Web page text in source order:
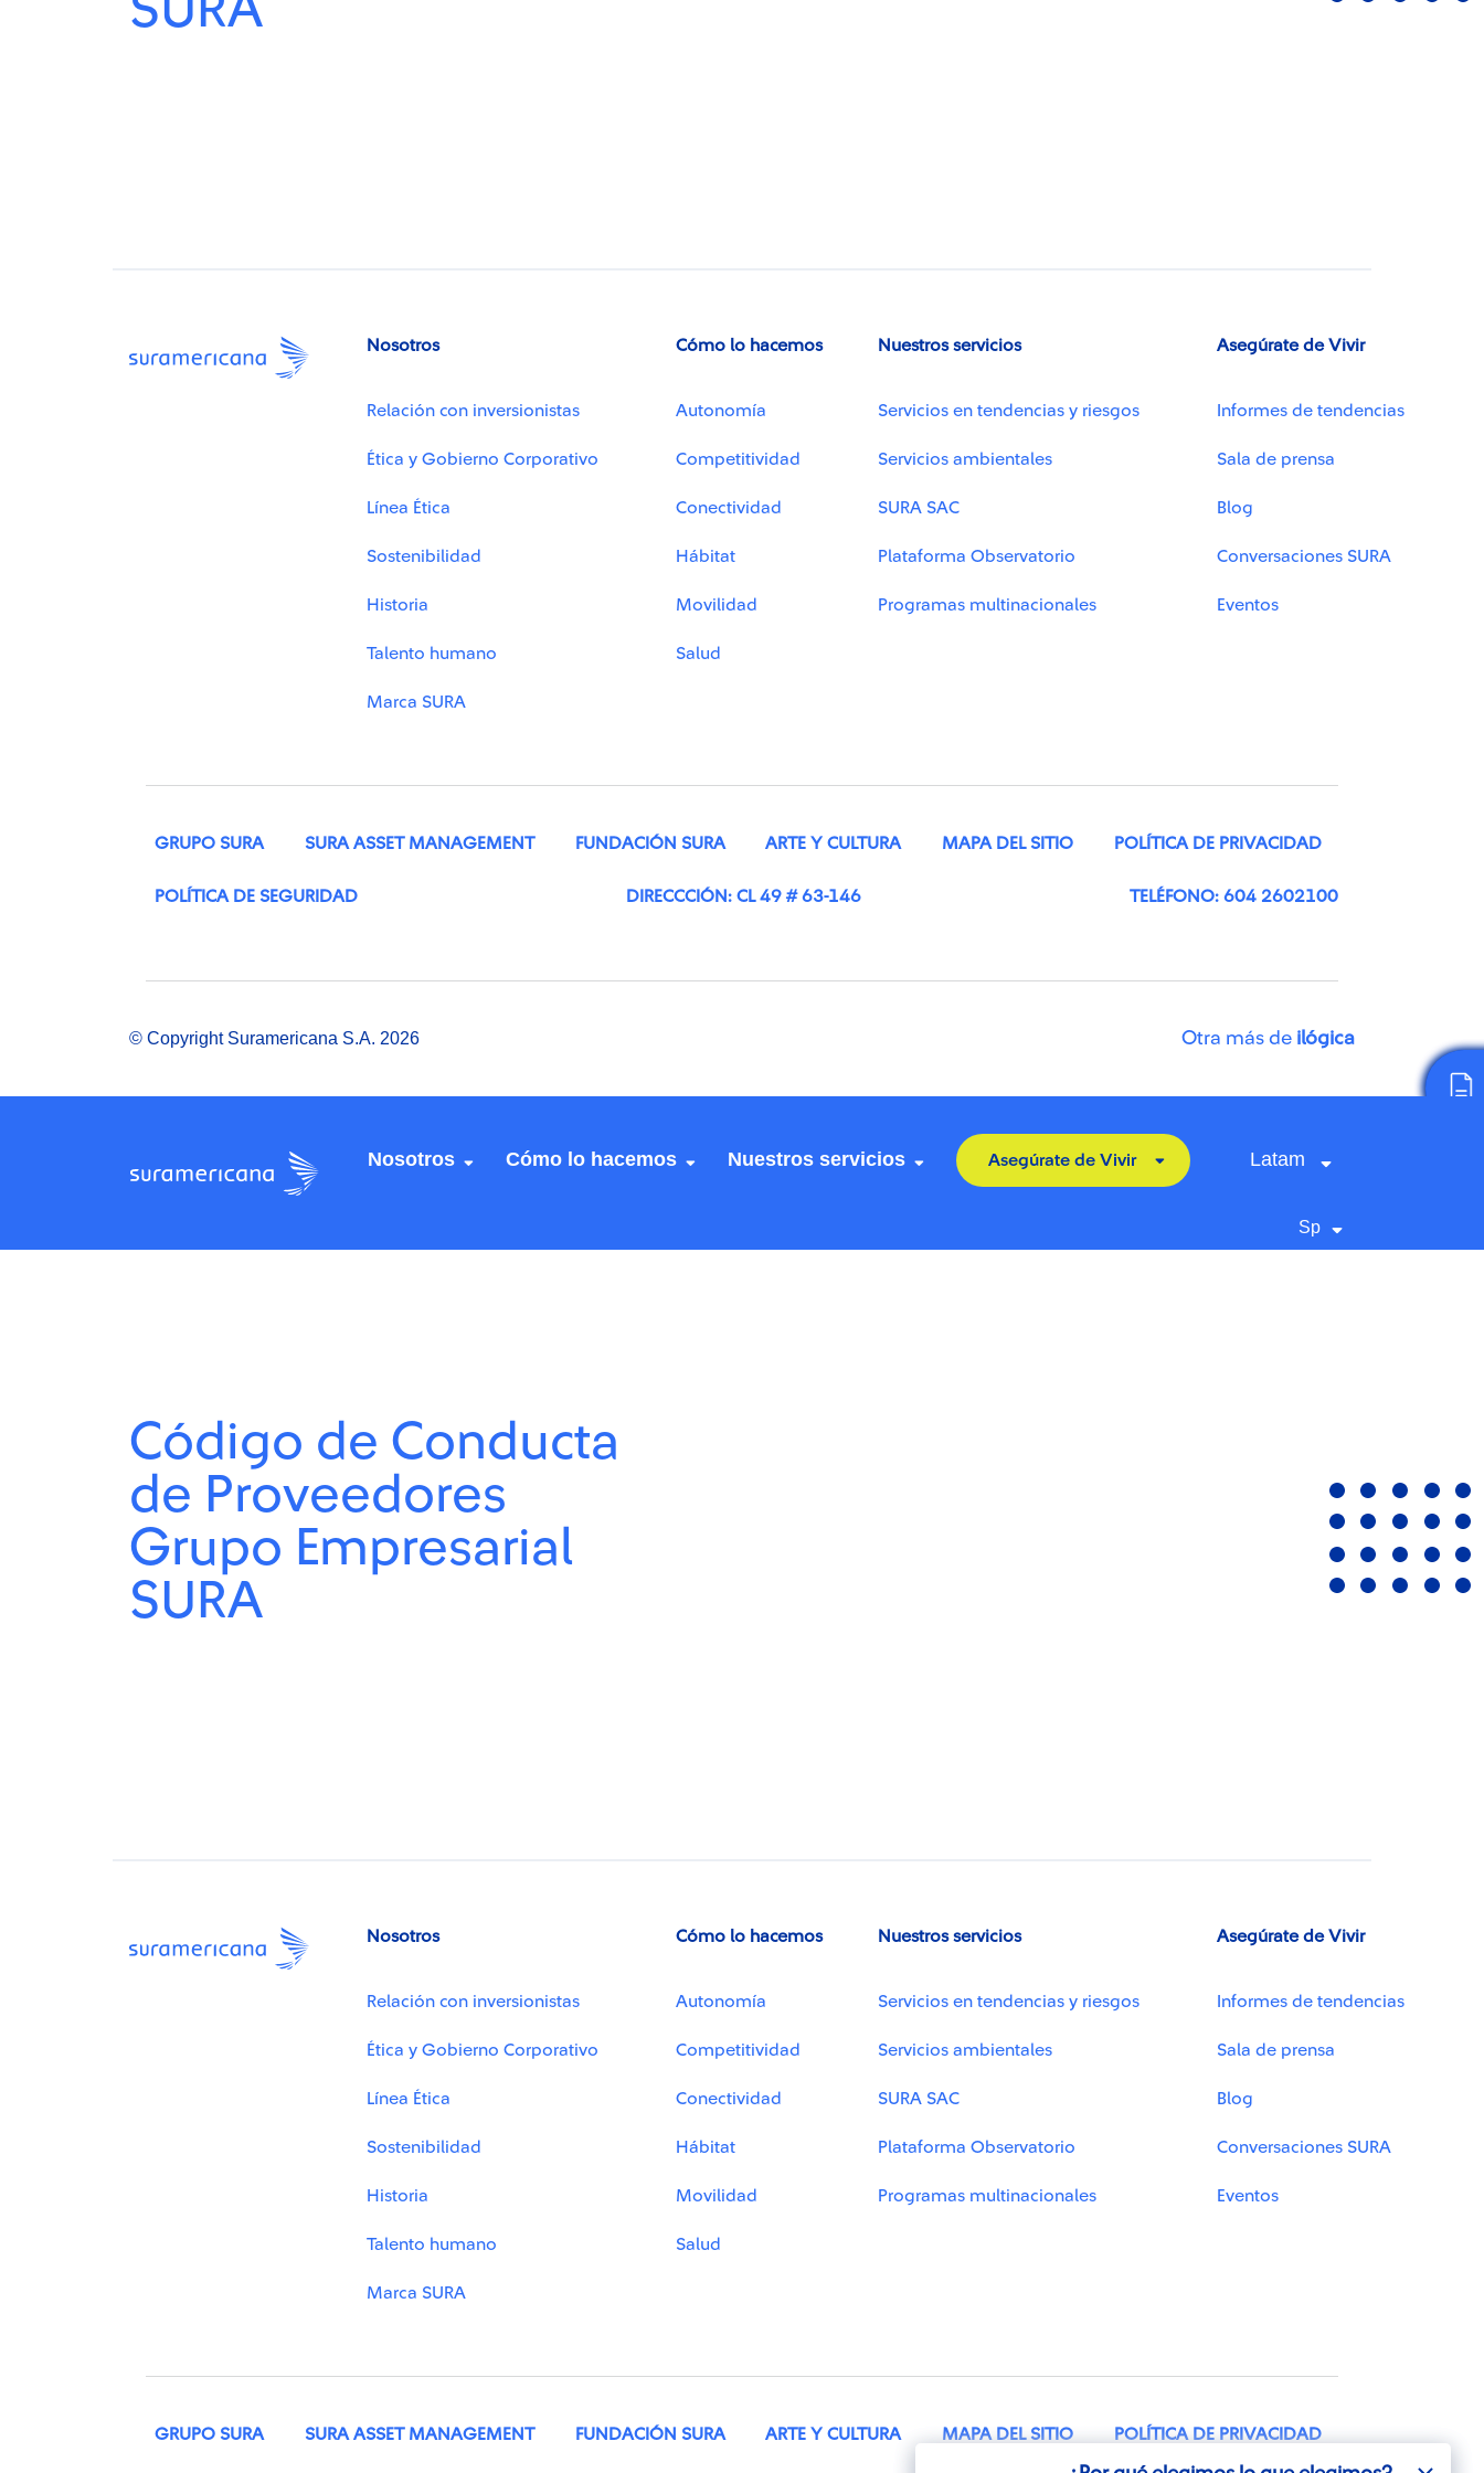
Nosotros
Relación con inversionistas
Ética y Gobierno Corporativo
Línea Ética
Sostenibilidad
Historia
Talento humano
Marca SURA
Cómo lo hacemos
Autonomía
Competitividad
Conectividad
Hábitat
Movilidad
Salud
Nuestros servicios
Servicios en tendencias y riesgos
Servicios ambientales
SURA SAC
Plataforma Observatorio
Programas multinacionales
Asegúrate de Vivir
Informes de tendencias
Sala de prensa
Blog
Conversaciones SURA
Eventos
GRUPO SURA SURA ASSET MANAGEMENT FUNDACIÓN SURA ARTE Y CULTURA MAPA DEL SITIO POLÍTICA DE PRIVACIDAD
POLÍTICA DE SEGURIDAD DIRECCCIÓN: CL 49 # 63-146 TELÉFONO: 604 2602100
© Copyright Suramericana S.A. 2026 Otra más de ilógica
Nosotros Cómo lo hacemos Nuestros servicios Asegúrate de Vivir Latam
Código de Conducta
de Proveedores
Grupo Empresarial
SURA
Nosotros
Relación con inversionistas
Ética y Gobierno Corporativo
Línea Ética
Sostenibilidad
Historia
Talento humano
Marca SURA
Cómo lo hacemos
Autonomía
Competitividad
Conectividad
Hábitat
Movilidad
Salud
Nuestros servicios
Servicios en tendencias y riesgos
Servicios ambientales
SURA SAC
Plataforma Observatorio
Programas multinacionales
Asegúrate de Vivir
Informes de tendencias
Sala de prensa
Blog
Conversaciones SURA
Eventos
GRUPO SURA SURA ASSET MANAGEMENT FUNDACIÓN SURA ARTE Y CULTURA MAPA DEL SITIO POLÍTICA DE PRIVACIDAD